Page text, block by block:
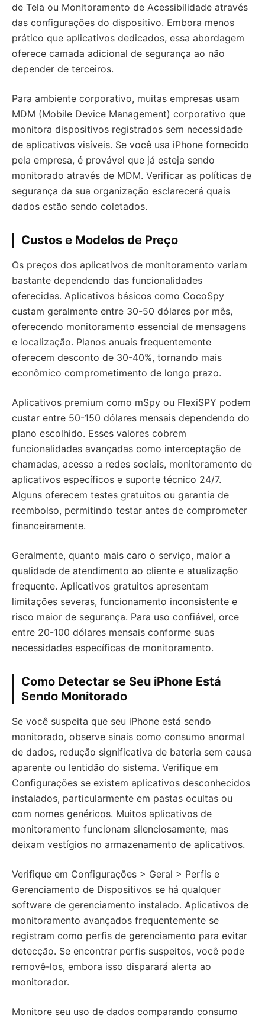
de Tela ou Monitoramento de Acessibilidade através
das configurações do dispositivo. Embora menos
prático que aplicativos dedicados, essa abordagem
oferece camada adicional de segurança ao não
depender de terceiros.
Para ambiente corporativo, muitas empresas usam
MDM (Mobile Device Management) corporativo que
monitora dispositivos registrados sem necessidade
de aplicativos visíveis. Se você usa iPhone fornecido
pela empresa, é provável que já esteja sendo
monitorado através de MDM. Verificar as políticas de
segurança da sua organização esclarecerá quais
dados estão sendo coletados.
Custos e Modelos de Preço
Os preços dos aplicativos de monitoramento variam
bastante dependendo das funcionalidades
oferecidas. Aplicativos básicos como CocoSpy
custam geralmente entre 30-50 dólares por mês,
oferecendo monitoramento essencial de mensagens
e localização. Planos anuais frequentemente
oferecem desconto de 30-40%, tornando mais
econômico comprometimento de longo prazo.
Aplicativos premium como mSpy ou FlexiSPY podem
custar entre 50-150 dólares mensais dependendo do
plano escolhido. Esses valores cobrem
funcionalidades avançadas como interceptação de
chamadas, acesso a redes sociais, monitoramento de
aplicativos específicos e suporte técnico 24/7.
Alguns oferecem testes gratuitos ou garantia de
reembolso, permitindo testar antes de comprometer
financeiramente.
Geralmente, quanto mais caro o serviço, maior a
qualidade de atendimento ao cliente e atualização
frequente. Aplicativos gratuitos apresentam
limitações severas, funcionamento inconsistente e
risco maior de segurança. Para uso confiável, orce
entre 20-100 dólares mensais conforme suas
necessidades específicas de monitoramento.
Como Detectar se Seu iPhone Está
Sendo Monitorado
Se você suspeita que seu iPhone está sendo
monitorado, observe sinais como consumo anormal
de dados, redução significativa de bateria sem causa
aparente ou lentidão do sistema. Verifique em
Configurações se existem aplicativos desconhecidos
instalados, particularmente em pastas ocultas ou
com nomes genéricos. Muitos aplicativos de
monitoramento funcionam silenciosamente, mas
deixam vestígios no armazenamento de aplicativos.
Verifique em Configurações > Geral > Perfis e
Gerenciamento de Dispositivos se há qualquer
software de gerenciamento instalado. Aplicativos de
monitoramento avançados frequentemente se
registram como perfis de gerenciamento para evitar
detecção. Se encontrar perfis suspeitos, você pode
removê-los, embora isso disparará alerta ao
monitorador.
Monitore seu uso de dados comparando consumo